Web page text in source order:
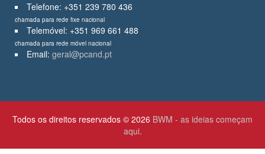
Telefone: +351 239 780 436
chamada para rede fixe nacional
Telemóvel: +351 969 661 488
chamada para rede móvel nacional
Email: geral@pcand.pt
Todos os direitos reservados © 2026 BWM - as ideias começam
aqui.